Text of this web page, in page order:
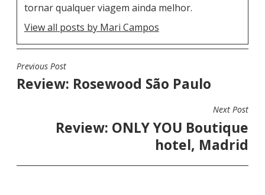
tornar qualquer viagem ainda melhor.
View all posts by Mari Campos
N
A
Previous Post
Review: Rosewood São Paulo
Next Post
Review: ONLY YOU Boutique
hotel, Madrid